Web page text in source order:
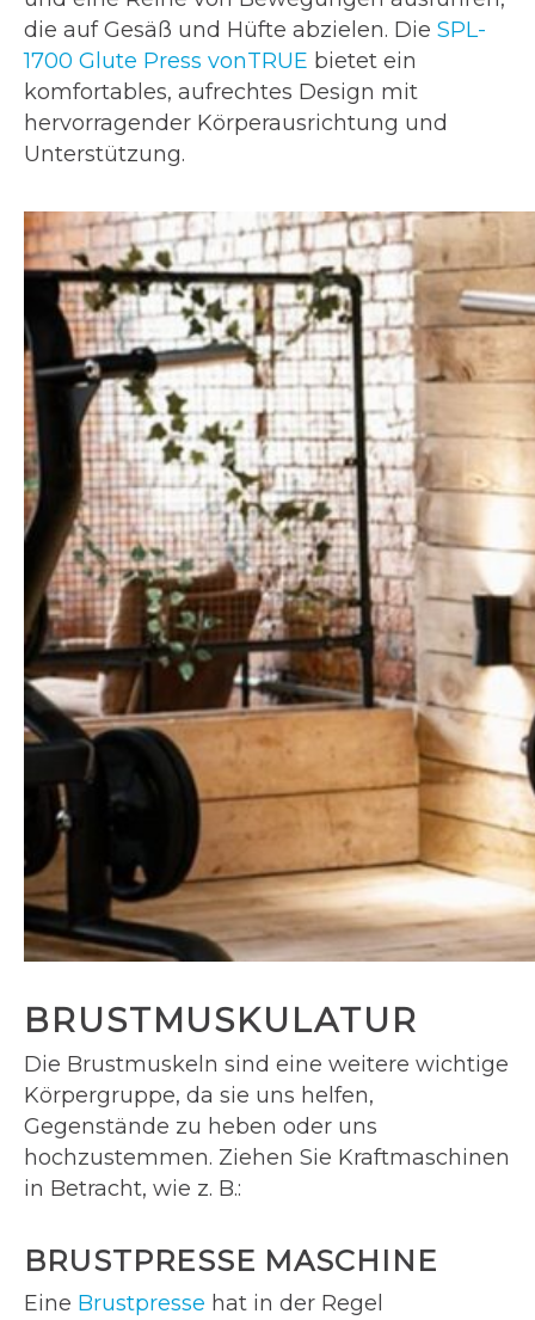
die auf Gesäß und Hüfte abzielen. Die SPL-
1700 Glute Press vonTRUE bietet ein
komfortables, aufrechtes Design mit
hervorragender Körperausrichtung und
Unterstützung.
BRUSTMUSKULATUR
Die Brustmuskeln sind eine weitere wichtige
Körpergruppe, da sie uns helfen,
Gegenstände zu heben oder uns
hochzustemmen. Ziehen Sie Kraftmaschinen
in Betracht, wie z. B.:
BRUSTPRESSE MASCHINE
Eine Brustpresse hat in der Regel